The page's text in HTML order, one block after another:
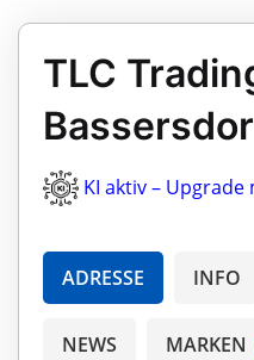
TLC
KI aktiv – Upgrade
ADRESSE INFO
NEWS MARKEN